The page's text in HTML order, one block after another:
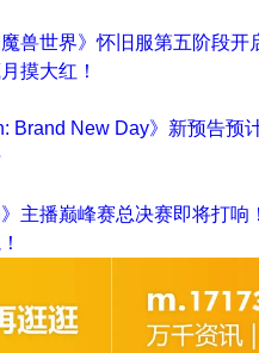
兽世界》怀旧服第五阶段开
摸大红！
Brand New Day》新预告预
》主播巅峰赛总决赛即将打响